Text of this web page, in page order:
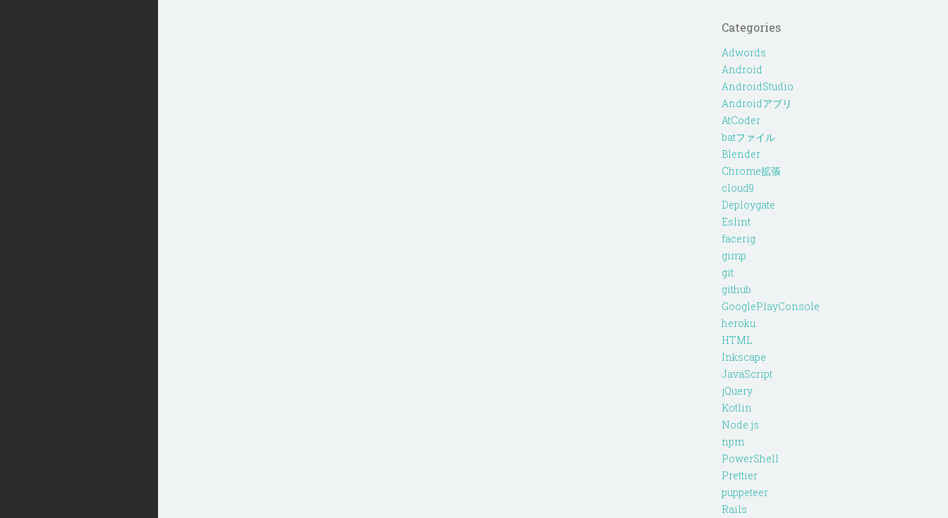
Categories
Adwords
Android
AndroidStudio
Androidアプリ
AtCoder
batファイル
Blender
Chrome拡張
cloud9
Deploygate
Eslint
facerig
gimp
git
github
GooglePlayConsole
heroku
HTML
Inkscape
JavaScript
jQuery
Kotlin
Node.js
npm
PowerShell
Prettier
puppeteer
Rails